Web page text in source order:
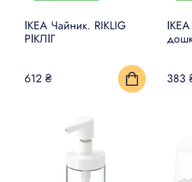
ІКЕА Чайник. RIKLIG
РІКЛІГ
612 ₴ 383